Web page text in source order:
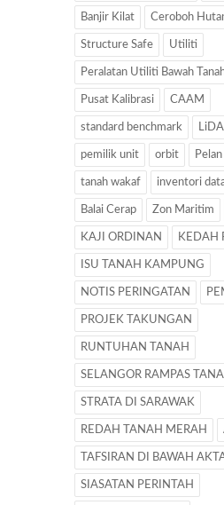
Banjir Kilat Ceroboh
Structure Safe Utiliti
Peralatan Utiliti Bawah
Pusat Kalibrasi CAAM
standard benchmark
pemilik unit orbit
tanah wakaf inventori
Balai Cerap Zon Maritim
KAJI ORDINAN KEDAH
ISU TANAH KAMPUNG
NOTIS PERINGATAN
PROJEK TAKUNGAN
RUNTUHAN TANAH
SELANGOR RAMPAS
STRATA DI SARAWAK
REDAH TANAH MERAH
TAFSIRAN DI BAWAH
SIASATAN PERINTAH